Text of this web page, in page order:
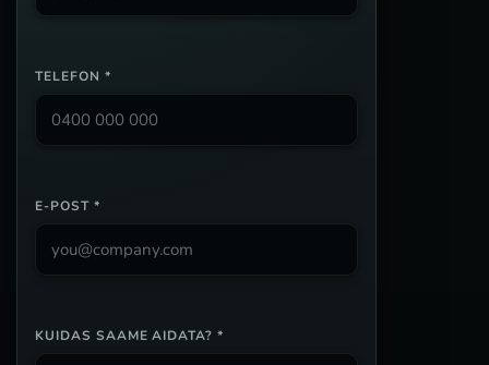
TELEFON *
E-POST *
KUIDAS SAAME AIDATA? *